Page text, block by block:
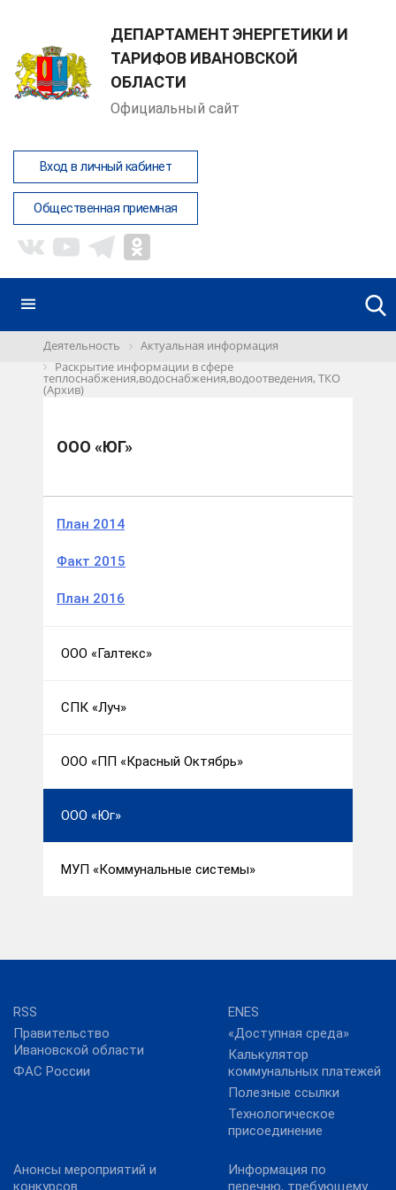
ДЕПАРТАМЕНТ ЭНЕРГЕТИКИ И
ТАРИФОВ ИВАНОВСКОЙ
ОБЛАСТИ
Официальный сайт
Вход в личный кабинет
Общественная приемная
Деятельность
Актуальная информация
Раскрытие информации в сфере
теплоснабжения,водоснабжения,водоотведения, ТКО
(Архив)
ООО «ЮГ»
План 2014
Факт 2015
План 2016
ООО «Галтекс»
СПК «Луч»
ООО «ПП «Красный Октябрь»
ООО «Юг»
МУП «Коммунальные системы»
RSS
Правительство
Ивановской области
ФАС России
ENES
«Доступная среда»
Калькулятор
коммунальных платежей
Полезные ссылки
Технологическое
присоединение
Анонсы мероприятий и
конкурсов
Информация по
перечню, требующему